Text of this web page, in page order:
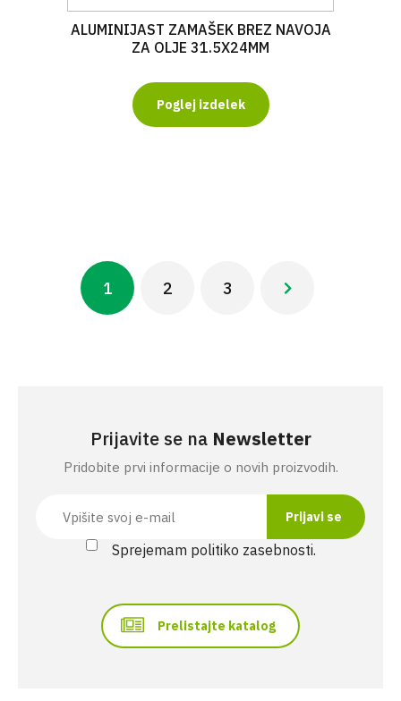
ALUMINIJAST ZAMAŠEK BREZ NAVOJA
ZA OLJE 31.5X24MM
Poglej izdelek
Pagination
Current
page
1 Stran
2 Stran
3
Next
Next ›
Prijavite se na Newsletter
Pridobite prvi informacije o novih proizvodih.
Sprejemam politiko zasebnosti.
Prelistajte katalog